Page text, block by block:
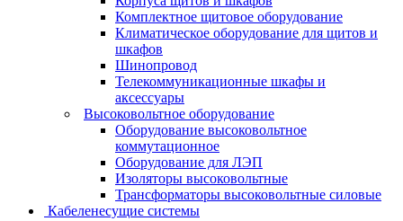
Комплектное щитовое оборудование
Климатическое оборудование для щитов и
шкафов
Шинопровод
Телекоммуникационные шкафы и
аксессуары
Высоковольтное оборудование
Оборудование высоковольтное
коммутационное
Оборудование для ЛЭП
Изоляторы высоковольтные
Трансформаторы высоковольтные силовые
Кабеленесущие системы